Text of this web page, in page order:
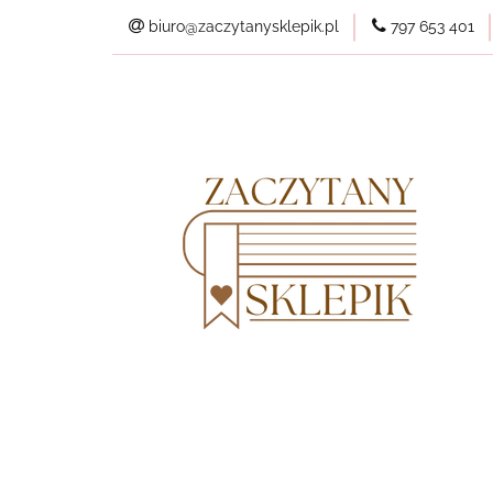
biuro@zaczytanysklepik.pl 797 653 401
Kategorie